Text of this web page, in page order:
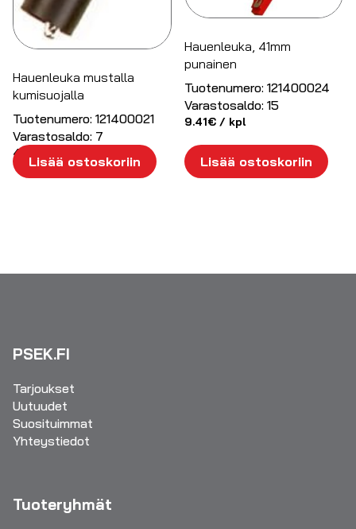
Hauenleuka mustalla
kumisuojalla
Tuotenumero: 121400021
Varastosaldo: 7
4.34
Lisää ostoskoriin
Hauenleuka, 41mm
punainen
Tuotenumero: 121400024
Varastosaldo: 15
9.41€ / kpl
Lisää ostoskoriin
PSEK.FI
Tarjoukset
Uutuudet
Suosituimmat
Yhteystiedot
Tuoteryhmät